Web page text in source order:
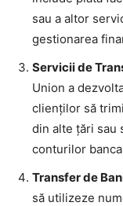
sau a altor
gestionarea
Servicii de
Union a
clienților să
din alte țări sau
conturilor
Transfer de
să utilizeze